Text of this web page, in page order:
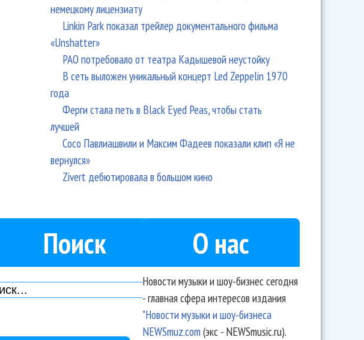
немецкому лицензиату
Linkin Park показал трейлер документального фильма
«Unshatter»
РАО потребовало от театра Кадышевой неустойку
В сеть выложен уникальный концерт Led Zeppelin 1970
года
Ферги стала петь в Black Eyed Peas, чтобы стать
лучшей
Сосо Павлиашвили и Максим Фадеев показали клип «Я не
вернулся»
Zivert дебютировала в большом кино
Поиск О нас
Новости музыки и шоу-бизнес сегодня
- главная сфера интересов издания
"Новости музыки и шоу-бизнеса
NEWSmuz.com(экс - NEWSmusic.ru).